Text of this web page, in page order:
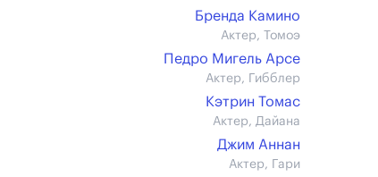
Бренда Камино
Актер, Томоэ
Педро Мигель Арсе
Актер, Гибблер
Кэтрин Томас
Актер, Дайана
Джим Аннан
Актер, Гари